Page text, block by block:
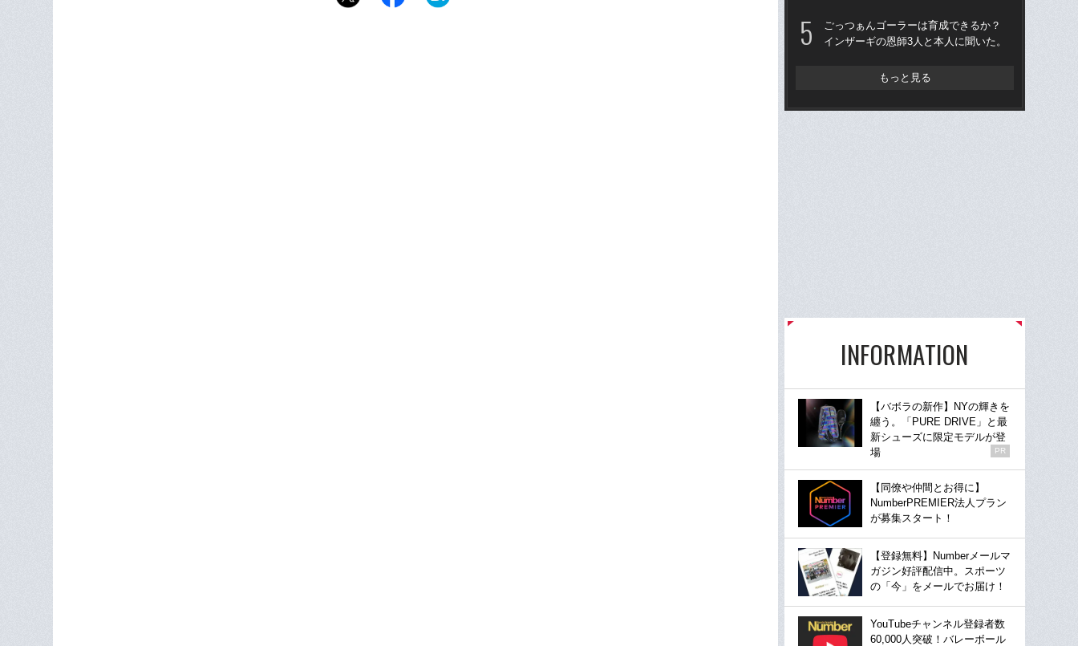
ごっつぁんゴーラーは育成できるか？
インザーギの恩師3人と本人に聞いた。
もっと見る
INFORMATION
【バボラの新作】NYの輝きを
纏う。「PURE DRIVE」と最
新シューズに限定モデルが登
場
PR
【同僚や仲間とお得に】
NumberPREMIER法人プラン
が募集スタート！
【登録無料】Numberメールマ
ガジン好評配信中。スポーツ
の「今」をメールでお届け！
YouTubeチャンネル登録者数
60,000人突破！バレーボール